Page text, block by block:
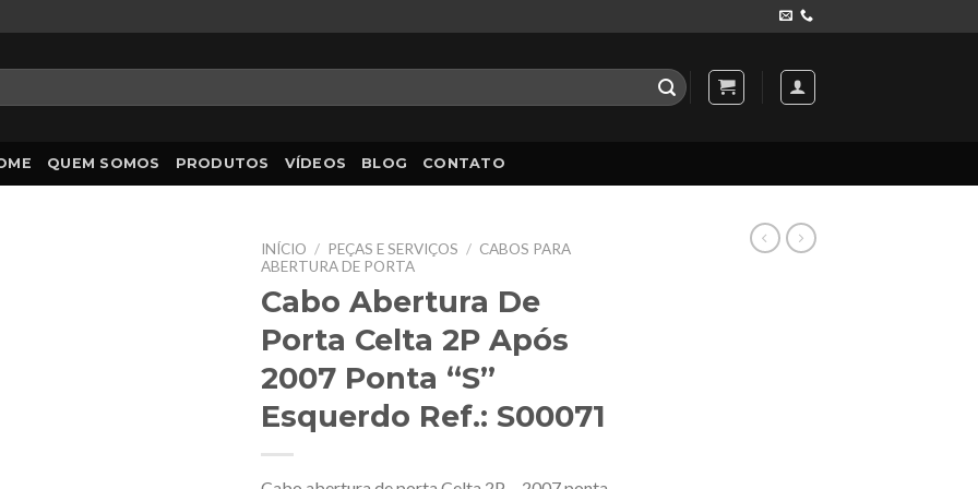
QUEM SOMOS PRODUTOS VÍDEOS BLOG CONTATO
INÍCIO / PEÇAS E SERVIÇOS / CABOS PARA
ABERTURA DE PORTA
Cabo Abertura De
Porta Celta 2P Após
2007 Ponta “S”
Esquerdo Ref.: S00071